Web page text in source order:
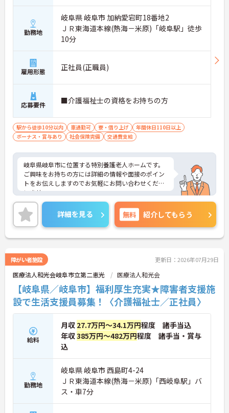
勤務地
岐阜県 岐阜市 加納愛宕町18番地2
ＪＲ東海道本線(熱海－米原)「岐阜駅」徒歩
10分
雇用形態 正社員(正職員)
応募要件 ■介護福祉士の資格をお持ちの方
駅から徒歩10分以内 車通勤可 寮・借り上げ
年間休日110日以上
ボーナス・賞与あり
社会保険完備 交通費支給
岐阜県岐阜市に位置する特別養護老人ホームです。
ご興味をお持ちの方には詳細の情報や面接のポイン
トをお伝えしますのでお気軽にお問い合わせくださ
いませ。
詳細を見る 無料 紹介してもらう
障がい者施設 更新日：2026年07月29日
医療法人和光会岐阜市立第二恵光 医療法人和光会
【岐阜県／岐阜市】福利厚生充実★障害者支援施
設で生活支援員募集！〈介護福祉士／正社員〉
給料
月収 27.7万円～34.1万円程度 諸手当込
年収385万円～482万円程度 諸手当・賞与
込
勤務地
岐阜県 岐阜市 西島町4-24
ＪＲ東海道本線(熱海－米原)「西岐阜駅」バ
ス・車7分